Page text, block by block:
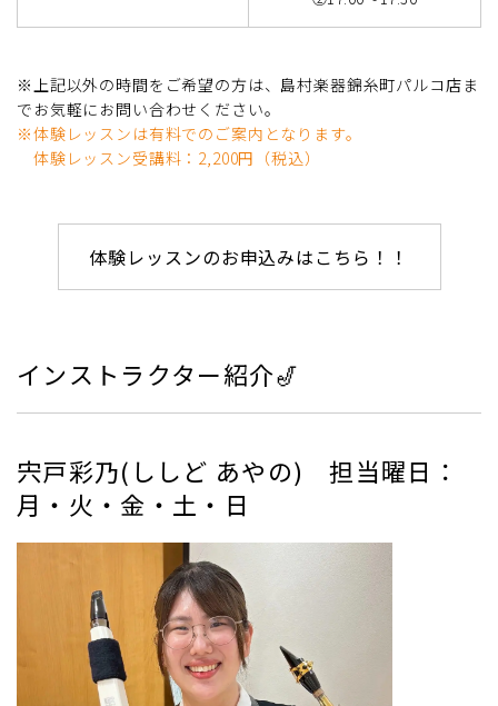
※上記以外の時間をご希望の方は、島村楽器錦糸町パルコ店ま
でお気軽にお問い合わせください。
※体験レッスンは有料でのご案内となります。
体験レッスン受講料：2,200円（税込）
体験レッスンのお申込みはこちら！！
インストラクター紹介🎷
宍戸彩乃(ししど あやの) 担当曜日：
月・火・金・土・日